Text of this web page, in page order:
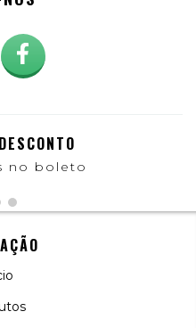
no boleto